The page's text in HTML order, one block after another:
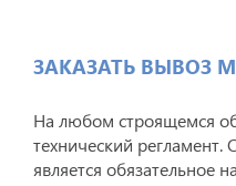
ЗАКАЗАТЬ ВЫВОЗ
На любом строящемся
технический
является обязательное